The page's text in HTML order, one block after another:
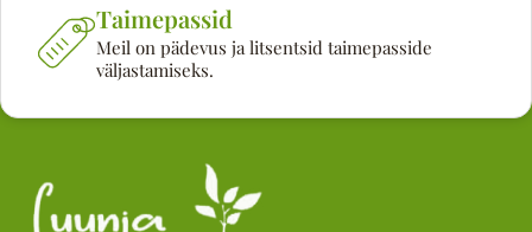
Taimepassid
Meil on pädevus ja litsentsid taimepasside
väljastamiseks.